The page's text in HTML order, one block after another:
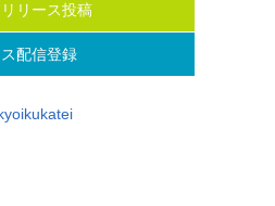
リース投稿
配信登録